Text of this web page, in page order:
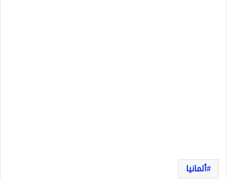
ألمانيا